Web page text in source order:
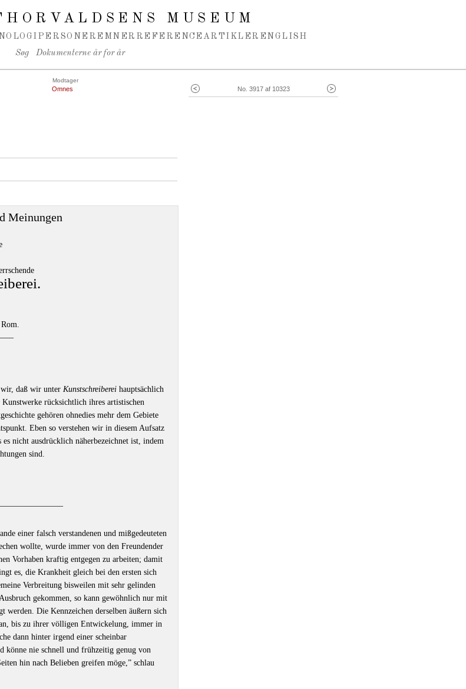
MUSEUM
PERSONER EMNER REFERENCEARTIKLER ENGLISH
Søg Dokumenterne år for år
No. 3917 af 10323
Modtager
Omnes
Meinungen
wir, daß wir unter Kunstschreiberei hauptsächlich
rücksichtlich ihres artistischen
gehören ohnedies mehr dem Gebiete
Eben so verstehen wir in diesem Aufsatz
es nicht ausdrücklich näherbezeichnet ist, indem
sind.
einer falsch verstandenen und mißgedeuteten
wollte, wurde immer von den Freundender
Vorhaben kraftig entgegen zu arbeiten; damit
es, die Krankheit gleich bei den ersten sich
Verbreitung bisweilen mit sehr gelinden
gekommen, so kann gewöhnlich nur mit
werden. Die Kennzeichen derselben äußern sich
bis zu ihrer völligen Entwickelung, immer in
dann hinter irgend einer scheinbar
könne nie schnell und frühzeitig genug von
hin nach Belieben greifen möge,” schlau